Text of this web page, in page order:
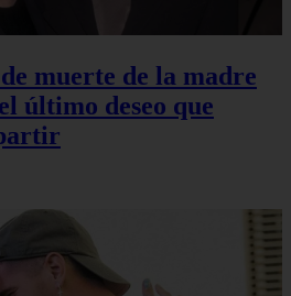
muerte de la madre
último deseo que